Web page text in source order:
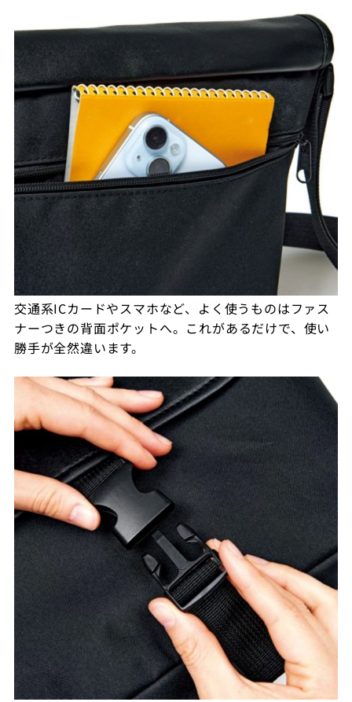
交通系ICカードやスマホなど、よく使うものはファス
ナーつきの背面ポケットへ。これがあるだけで、使い
勝手が全然違います。